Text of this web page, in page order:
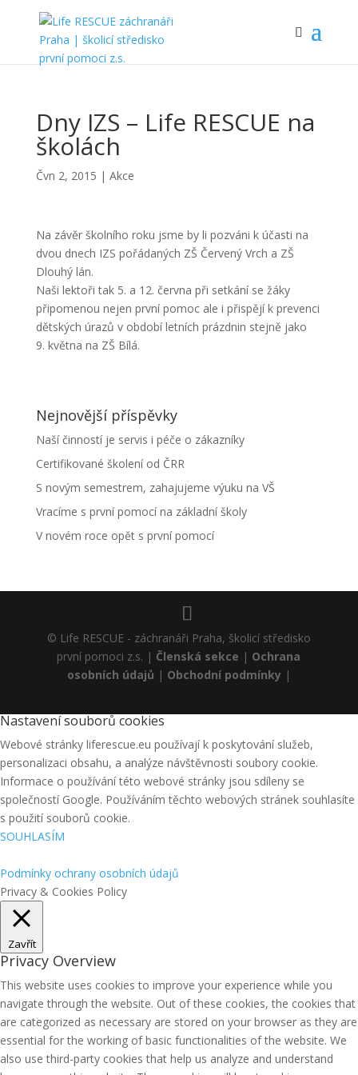
Dny IZS – Life RESCUE na
školách
Čvn 2, 2015 | Akce
Na závěr školního roku jsme by li pozváni k účasti na
dvou dnech IZS pořádaných ZŠ Červený Vrch a ZŠ
Dlouhý lán.
Naši lektoři tak 5. a 12. června při setkání se žáky
připomenou nejen první pomoc ale i přispějí k prevenci
dětských úrazů v období letních prázdnin stejně jako
9. května na ZŠ Bílá.
Nejnovější příspěvky
Naší činností je servis i péče o zákazníky
Certifikované školení od ČRR
S novým semestrem, zahajujeme výuku na VŠ
Vracíme s první pomocí na základní školy
V novém roce opět s první pomocí
© Life RESCUE - záchranáři Praha, školicí středisko
první pomoci z.s. | Členská sekce | Ochrana
osobních údajů | Obchodní podmínky |
Nastavení souborů cookies
Webové stránky liferescue.eu používají k poskytování služeb,
personalizaci obsahu, a analýze návštěvnosti soubory cookie.
Informace o používání této webové stránky jsou sdíleny se
společností Google. Používáním těchto webových stránek souhlasíte
s použití souborů cookie.
SOUHLASÍM
Podmínky ochrany osobních údajů
Privacy & Cookies Policy
Zavřít
Privacy Overview
This website uses cookies to improve your experience while you
navigate through the website. Out of these cookies, the cookies that
are categorized as necessary are stored on your browser as they are
essential for the working of basic functionalities of the website. We
also use third-party cookies that help us analyze and understand